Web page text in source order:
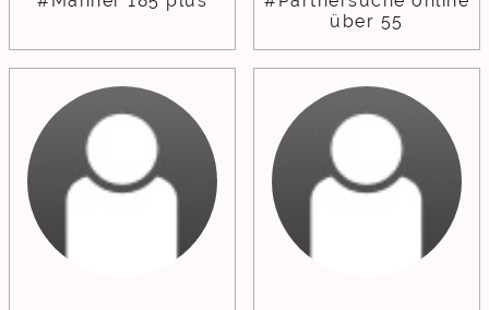
über 55